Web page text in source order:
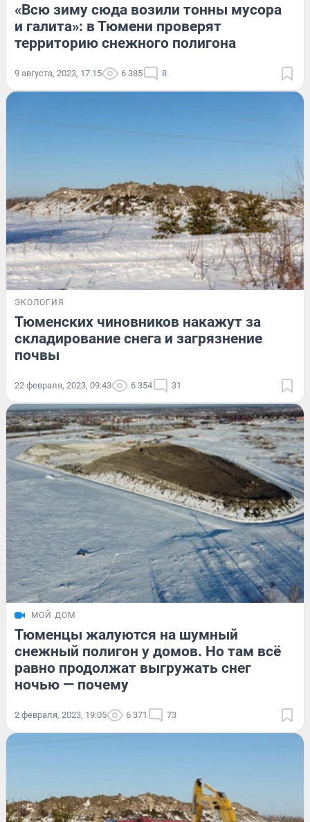
«Всю зиму сюда возили тонны мусора
и галита»: в Тюмени проверят
территорию снежного полигона
9 августа, 2023, 17:15 6 385 8
ЭКОЛОГИЯ
Тюменских чиновников накажут за
складирование снега и загрязнение
почвы
22 февраля, 2023, 09:43 6 354 31
МОЙ ДОМ
Тюменцы жалуются на шумный
снежный полигон у домов. Но там всё
равно продолжат выгружать снег
ночью — почему
2 февраля, 2023, 19:05 6 371 73